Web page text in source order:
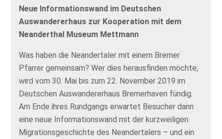
Neue Informationswand im Deutschen
Auswandererhaus zur Kooperation mit dem
Neanderthal Museum Mettmann
Was haben die Neandertaler mit einem Bremer
Pfarrer gemeinsam? Wer dies herausfinden möchte,
wird vom 30. Mai bis zum 22. November 2019 im
Deutschen Auswandererhaus Bremerhaven fündig.
Am Ende ihres Rundgangs erwartet Besucher dann
eine neue Informationswand mit der kurzweiligen
Migrationsgeschichte des Neandertalers – und ein